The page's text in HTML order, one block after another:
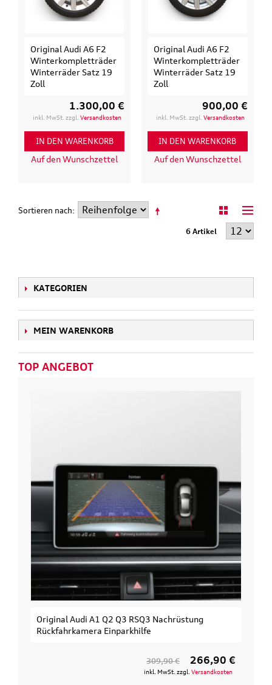
Original Audi A6 F2
Winterkompletträder
Winterräder Satz 19
Zoll
1.300,00 €
inkl. MwSt. zzgl.Versandkosten
IN DEN WARENKORB
Auf den Wunschzettel
Original Audi A6 F2
Winterkompletträder
Winterräder Satz 19
Zoll
900,00 €
inkl. MwSt. zzgl. Versandkosten
IN DEN WARENKORB
Auf den Wunschzettel
Sortieren nach
6 Artikel
KATEGORIEN
MEIN WARENKORB
TOP ANGEBOT
Original Audi A1 Q2 Q3 RSQ3 Nachrüstung
Rückfahrkamera Einparkhilfe
309,90 € 266,90 €
inkl. MwSt. zzgl. Versandkosten